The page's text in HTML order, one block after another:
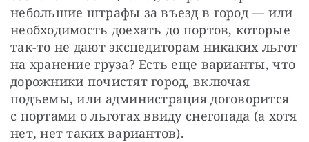
небольшие штрафы за въезд в город — или
необходимость доехать до портов, которые
так-то не дают экспедиторам никаких льгот
на хранение груза? Есть еще варианты, что
дорожники почистят город, включая
подъемы, или администрация договорится
с портами о льготах ввиду снегопада (а хотя
нет, нет таких вариантов).